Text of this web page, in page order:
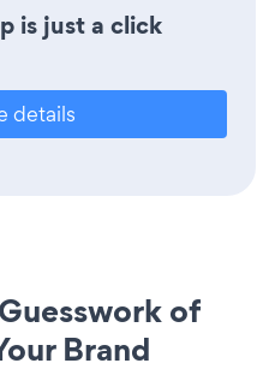
is just a click
details
of
Brand